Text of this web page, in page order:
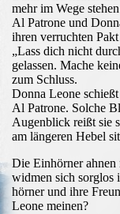
mehr im Wege
Al Patrone und
ihren verruchten
„Lass dich nicht
gelassen. Mache
zum Schluss.
Donna Leone
Al Patrone. Solche
Augenblick reißt sie
am längeren Hebel
Die Einhörner ahnen
widmen sich sorglos
hörner und ihre
Leone meinen?